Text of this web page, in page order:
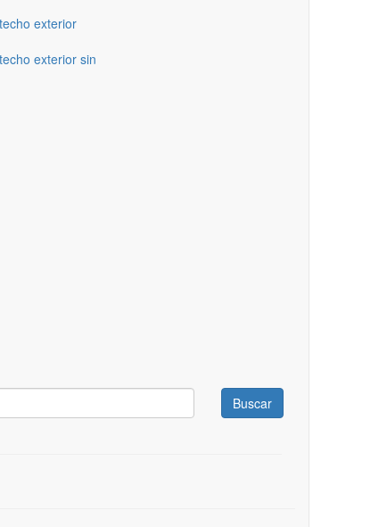
exterior
exterior sin
Buscar